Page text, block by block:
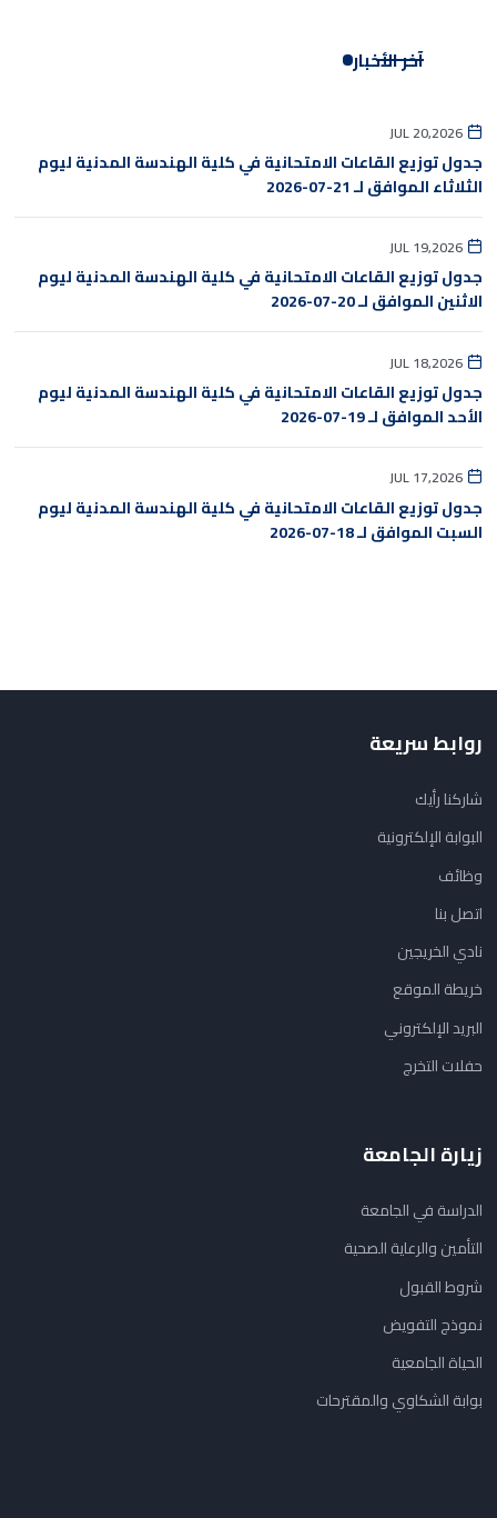
آخر الأخبار
JUL 20,2026
جدول توزيع القاعات الامتحانية في كلية الهندسة المدنية ليوم
الثلاثاء الموافق لـ 21-07-2026
JUL 19,2026
جدول توزيع القاعات الامتحانية في كلية الهندسة المدنية ليوم
الاثنين الموافق لـ 20-07-2026
JUL 18,2026
جدول توزيع القاعات الامتحانية في كلية الهندسة المدنية ليوم
الأحد الموافق لـ 19-07-2026
JUL 17,2026
جدول توزيع القاعات الامتحانية في كلية الهندسة المدنية ليوم
السبت الموافق لـ 18-07-2026
روابط سريعة
شاركنا رأيك
البوابة الإلكترونية
وظائف
اتصل بنا
نادي الخريجين
خريطة الموقع
البريد الإلكتروني
حفلات التخرج
زيارة الجامعة
الدراسة في الجامعة
التأمين والرعاية الصحية
شروط القبول
نموذج التفويض
الحياة الجامعية
بوابة الشكاوي والمقترحات